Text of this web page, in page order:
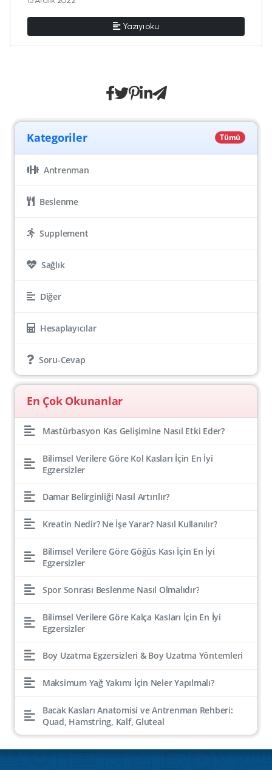
Kategoriler Tümü
Antrenman
Beslenme
Supplement
Sağlık
Diğer
Hesaplayıcılar
Soru-Cevap
En Çok Okunanlar
Mastürbasyon Kas Gelişimine Nasıl Etki Eder?
Bilimsel Verilere Göre Kol Kasları İçin En İyi
Egzersizler
Damar Belirginliği Nasıl Artırılır?
Kreatin Nedir? Ne İşe Yarar? Nasıl Kullanılır?
Bilimsel Verilere Göre Göğüs Kası İçin En İyi
Egzersizler
Spor Sonrası Beslenme Nasıl Olmalıdır?
Bilimsel Verilere Göre Kalça Kasları İçin En İyi
Egzersizler
Boy Uzatma Egzersizleri & Boy Uzatma Yöntemleri
Maksimum Yağ Yakımı İçin Neler Yapılmalı?
Bacak Kasları Anatomisi ve Antrenman Rehberi:
Quad, Hamstring, Kalf, Gluteal
Yazıyı oku